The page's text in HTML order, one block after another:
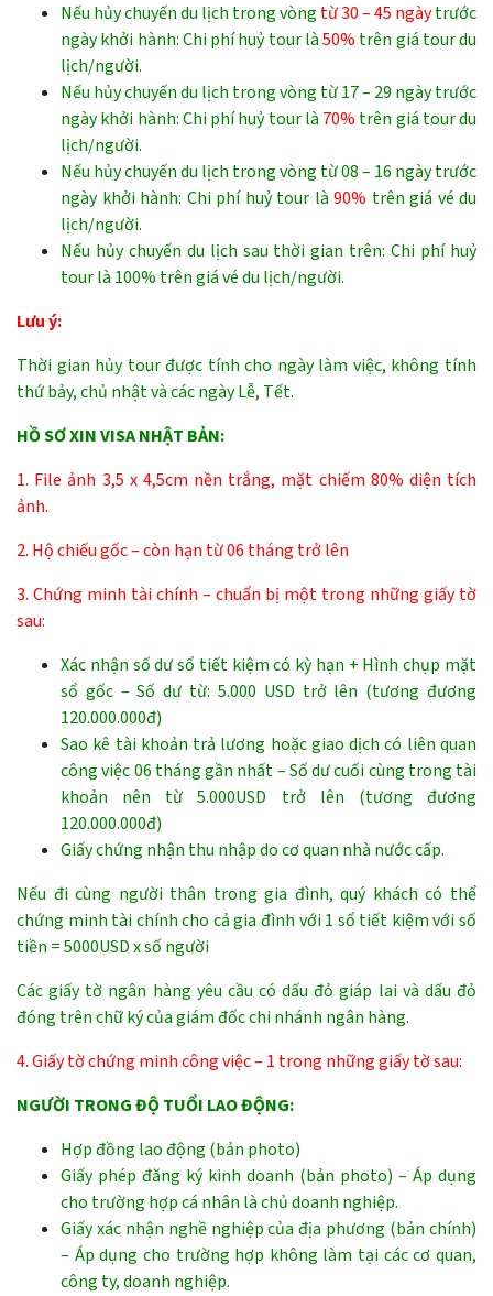
Nếu hủy chuyến du lịch trong vòng từ 30 – 45 ngàytrước
ngày khởi hành: Chi phí huỷ tour là50% trên giá tour du
lịch/người.
Nếu hủy chuyến du lịch trong vòng từ 17 – 29 ngày trước
ngày khởi hành: Chi phí huỷ tour là 70% trên giá tour du
lịch/người.
Nếu hủy chuyến du lịch trong vòng từ 08 – 16 ngày trước
ngày khởi hành: Chi phí huỷ tour là 90% trên giá vé du
lịch/người.
Nếu hủy chuyến du lịch sau thời gian trên: Chi phí huỷ
tour là 100% trên giá vé du lịch/người.
Lưu ý:
Thời gian hủy tour được tính cho ngày làm việc, không tính
thứ bảy, chủ nhật và các ngày Lễ, Tết.
HỒ SƠ XIN VISA NHẬT BẢN:
1. File ảnh 3,5 x 4,5cm nền trắng, mặt chiếm 80% diện tích
ảnh.
2. Hộ chiếu gốc – còn hạn từ 06 tháng trở lên
3. Chứng minh tài chính – chuẩn bị một trong những giấy tờ
sau:
Xác nhận số dư sổ tiết kiệm có kỳ hạn + Hình chụp mặt
sổ gốc – Số dư từ: 5.000 USD trở lên (tương đương
120.000.000đ)
Sao kê tài khoản trả lương hoặc giao dịch có liên quan
công việc 06 tháng gần nhất – Số dư cuối cùng trong tài
khoản nên từ 5.000USD trở lên (tương đương
120.000.000đ)
Giấy chứng nhận thu nhập do cơ quan nhà nước cấp.
Nếu đi cùng người thân trong gia đình, quý khách có thể
chứng minh tài chính cho cả gia đình với 1 sổ tiết kiệm với số
tiền = 5000USD x số người
Các giấy tờ ngân hàng yêu cầu có dấu đỏ giáp lai và dấu đỏ
đóng trên chữ ký của giám đốc chi nhánh ngân hàng.
4. Giấy tờ chứng minh công việc – 1 trong những giấy tờ sau:
NGƯỜI TRONG ĐỘ TUỔI LAO ĐỘNG:
Hợp đồng lao động (bản photo)
Giấy phép đăng ký kinh doanh (bản photo) – Áp dụng
cho trường hợp cá nhân là chủ doanh nghiệp.
Giấy xác nhận nghề nghiệp của địa phương (bản chính)
– Áp dụng cho trường hợp không làm tại các cơ quan,
công ty, doanh nghiệp.